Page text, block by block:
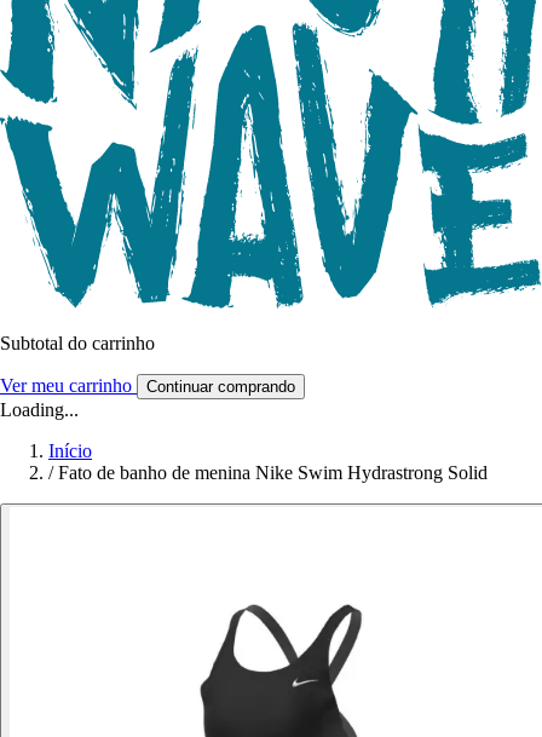
Subtotal do carrinho
Ver meu carrinho Continuar comprando
Loading...
Início
/ Fato de banho de menina Nike Swim Hydrastrong Solid